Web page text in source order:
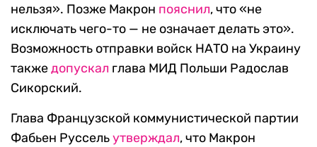
нельзя». Позже Макрон пояснил, что «не
исключать чего-то — не означает делать это».
Возможность отправки войск НАТО на Украину
такжедопускал глава МИД Польши Радослав
Сикорский.
Глава Французской коммунистической партии
Фабьен Руссельутверждал, что Макрон